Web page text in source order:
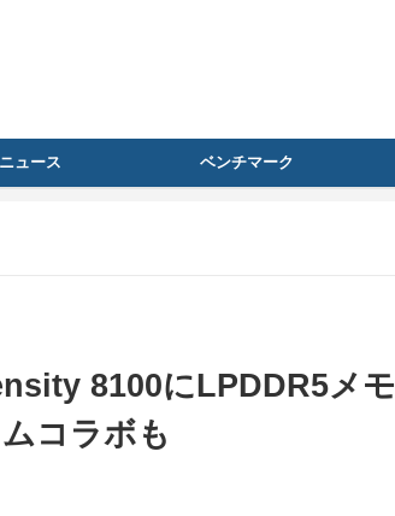
ニュース ベンチマーク
8100にLPDDR5メモ
コラボも